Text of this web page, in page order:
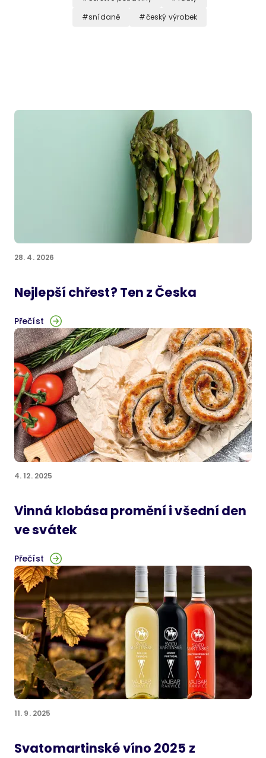
snídaně
český výrobek
28. 4. 2026
Nejlepší chřest? Ten z Česka
Přečíst
4. 12. 2025
Vinná klobása promění i všední den
ve svátek
Přečíst
11. 9. 2025
Svatomartinské víno 2025 z